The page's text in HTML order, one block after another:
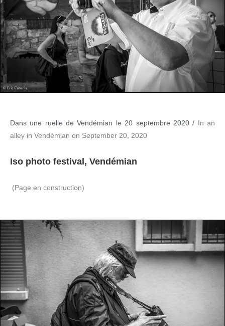
Dans une ruelle de Vendémian le 20 septembre 2020 / In an
alley in Vendémian on September 20, 2020
Iso photo festival, Vendémian
(Page en construction)